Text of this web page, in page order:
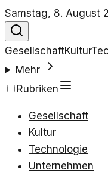
Samstag, 8. August
GesellschaftKultur
Mehr
Rubriken
Gesellschaft
Kultur
Technologie
Unternehmen